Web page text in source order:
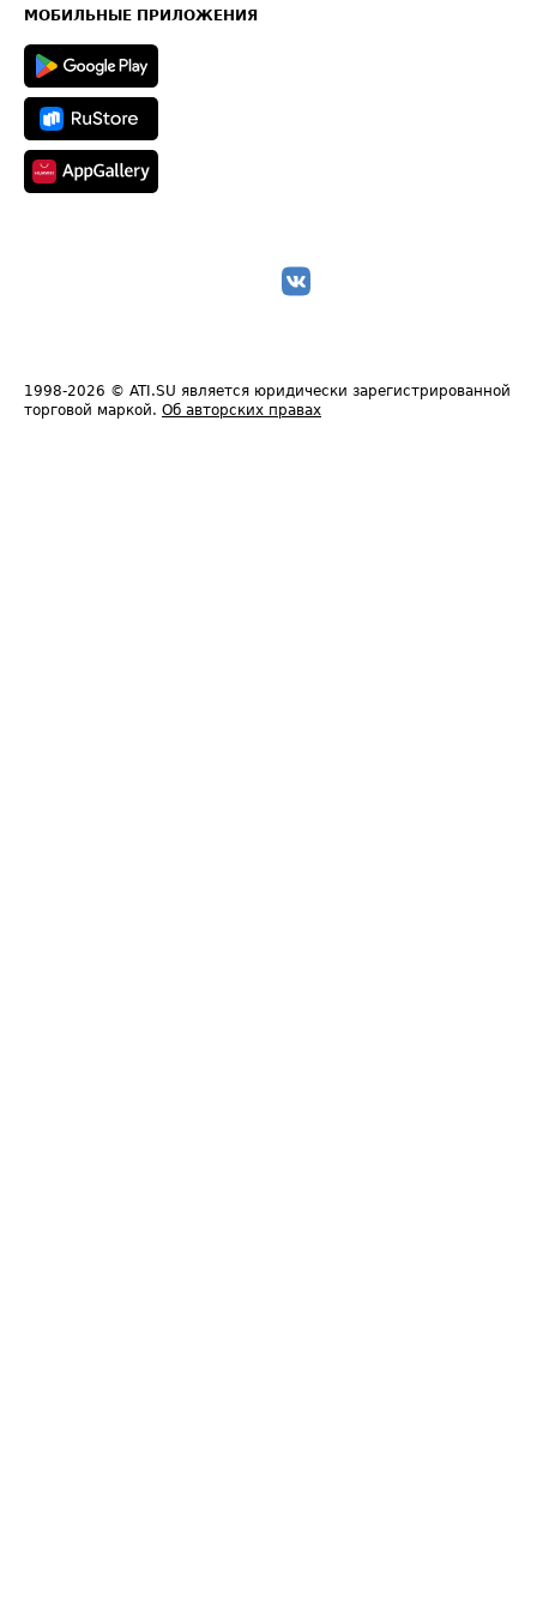
Техническая информация
МОБИЛЬНЫЕ ПРИЛОЖЕНИЯ
1998-2026 © ATI.SU является юридически зарегистрированной
торговой маркой. Об авторских правах